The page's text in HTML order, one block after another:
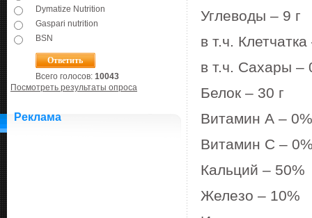
Dymatize Nutrition
Gaspari nutrition
BSN
Всего голосов: 10043
Посмотреть результаты опроса
Реклама
Углеводы – 9 г
в т.ч. Клетчатка
в т.ч. Сахары –
Белок – 30 г
Витамин А – 0%
Витамин С –
Кальций – 50%
Железо – 10%